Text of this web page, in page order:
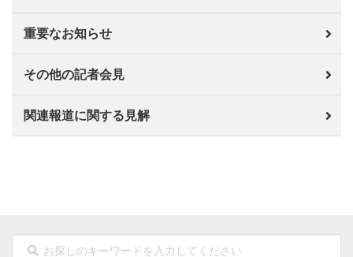
重要なお知らせ
その他の記者会見
関連報道に関する見解